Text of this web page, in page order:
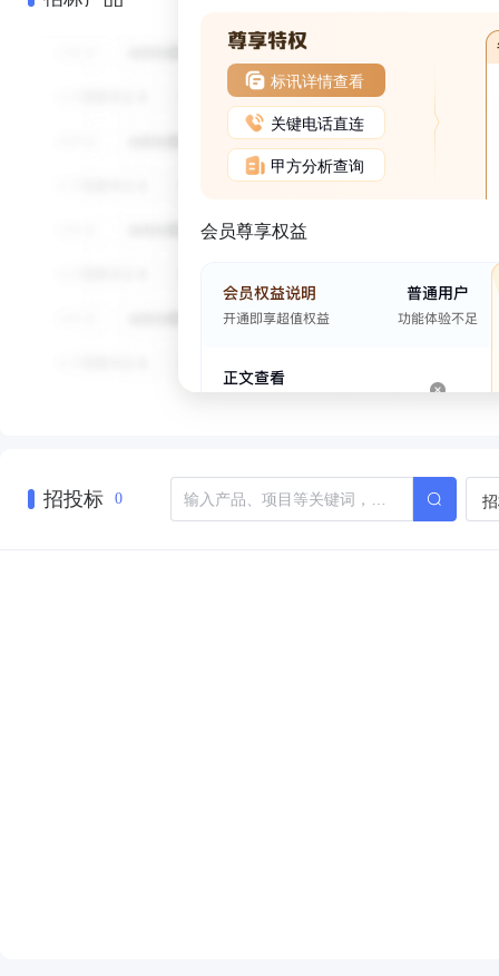
标讯详情查看
关键电话直连
甲方分析查询
会员尊享权益
招投标 0